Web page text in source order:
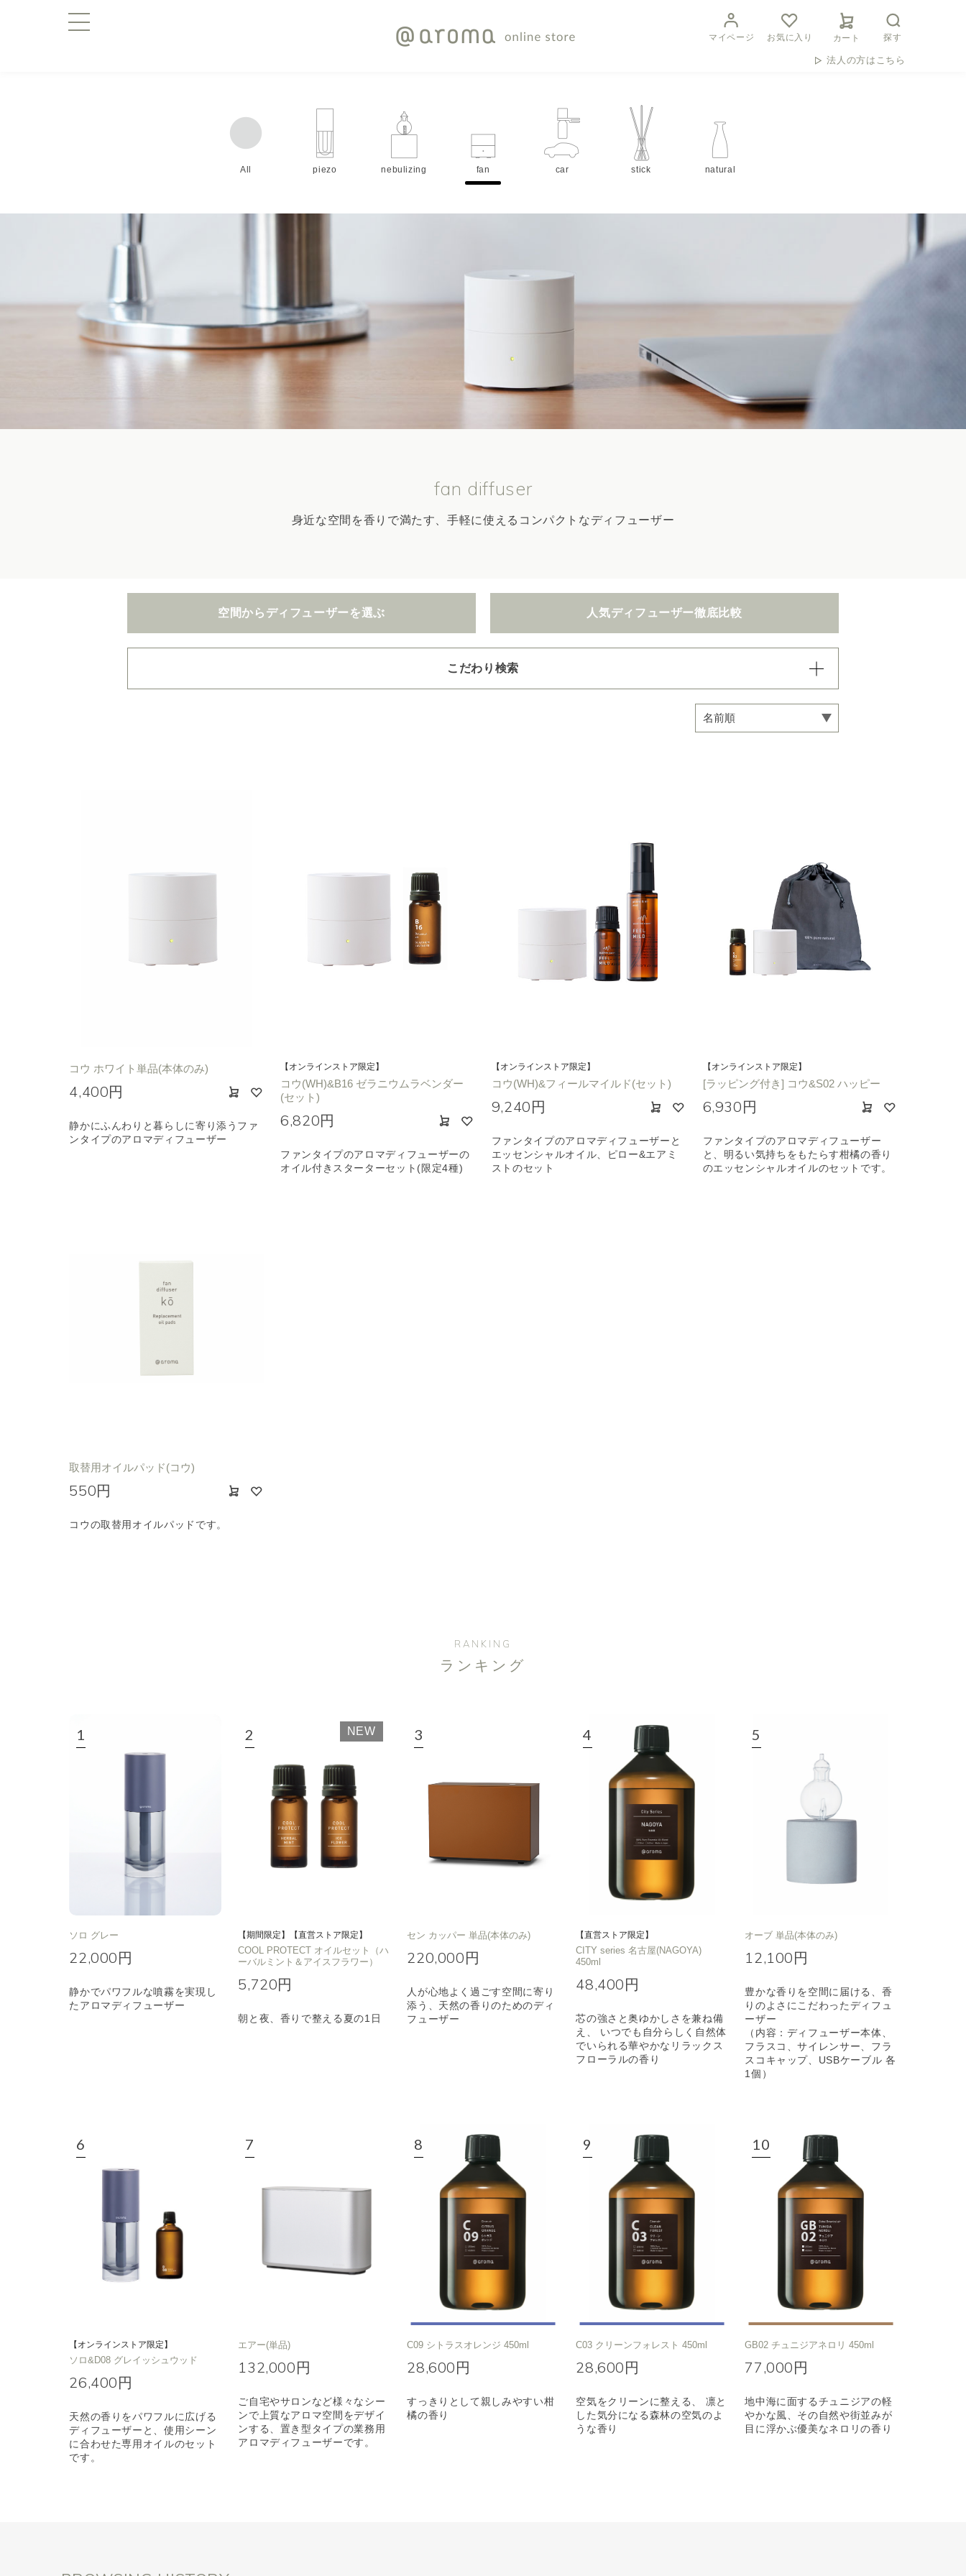
マイページ お気に入り カート 探す
法人の方はこちら
All piezo nebulizing fan car stick natural
fan diffuser
身近な空間を香りで満たす、手軽に使えるコンパクトなディフューザー
空間から ディフューザーを選ぶ 人気ディフューザー徹底比較
こだわり検索
コウ ホワイト単品(本体のみ)
4,400円
静かにふんわりと暮らしに寄り添うファ
ンタイプのアロマディフューザー
【オンラインストア限定】
コウ(WH)&B16 ゼラニウムラベンダー
(セット)
6,820円
ファンタイプのアロマディフューザーの
オイル付きスターターセット(限定4種)
【オンラインストア限定】
コウ(WH)&フィールマイルド(セット)
9,240円
ファンタイプのアロマディフューザーと
エッセンシャルオイル、ピロー&エアミ
ストのセット
【オンラインストア限定】
[ラッピング付き] コウ&S02 ハッピー
6,930円
ファンタイプのアロマディフューザー
と、明るい気持ちをもたらす柑橘の香り
のエッセンシャルオイルのセットです。
取替用オイルパッド(コウ)
550円
コウの取替用オイルパッドです。
RANKING
ランキング
ソロ グレー
22,000円
静かでパワフルな噴霧を実現し
たアロマディフューザー
NEW
【期間限定】【直営ストア限定】
COOL PROTECT オイルセット（ハ
ーバルミント＆アイスフラワー）
5,720円
朝と夜、香りで整える夏の1日
セン カッパー 単品(本体のみ)
220,000円
人が心地よく過ごす空間に寄り
添う、天然の香りのためのディ
フューザー
【直営ストア限定】
CITY series 名古屋(NAGOYA)
450ml
48,400円
芯の強さと奥ゆかしさを兼ね備
え、 いつでも自分らしく自然体
でいられる華やかなリラックス
フローラルの香り
オーブ 単品(本体のみ)
12,100円
豊かな香りを空間に届ける、香
りのよさにこだわったディフュ
ーザー
（内容：ディフューザー本体、
フラスコ、サイレンサー、フラ
スコキャップ、USBケーブル 各
1個）
【オンラインストア限定】
ソロ&D08 グレイッシュウッド
26,400円
天然の香りをパワフルに広げる
ディフューザーと、使用シーン
に合わせた専用オイルのセット
です。
エアー(単品)
132,000円
ご自宅やサロンなど様々なシー
ンで上質なアロマ空間をデザイ
ンする、置き型タイプの業務用
アロマディフューザーです。
C09 シトラスオレンジ 450ml
28,600円
すっきりとして親しみやすい柑
橘の香り
C03 クリーンフォレスト 450ml
28,600円
空気をクリーンに整える、 凛と
した気分になる森林の空気のよ
うな香り
GB02 チュニジアネロリ 450ml
77,000円
地中海に面するチュニジアの軽
やかな風、その自然や街並みが
目に浮かぶ優美なネロリの香り